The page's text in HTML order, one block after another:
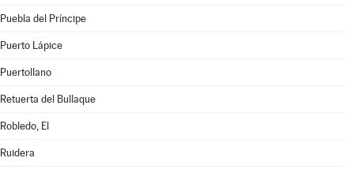
Puebla del Príncipe
Puerto Lápice
Puertollano
Retuerta del Bullaque
Robledo, El
Ruidera